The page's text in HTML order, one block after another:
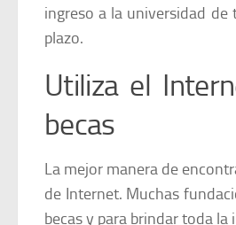
ingreso a la universidad de
plazo.
Utiliza el
becas
La mejor manera de
de Internet. Muchas
becas y para brindar toda